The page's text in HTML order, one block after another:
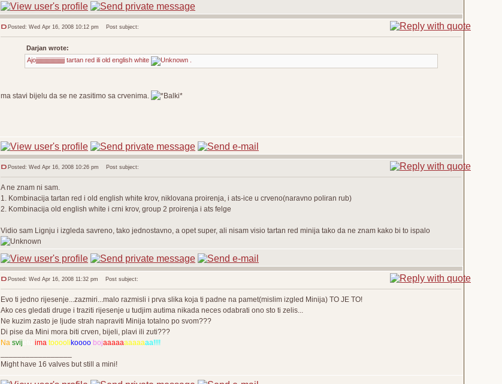
Posted: Wed Apr 16, 2008 10:12 pm Post subject:
Darjan wrote:
Ajojjjjjjjjjjjjjjjjjjjjjjjj tartan red ili old english white
.
ma stavi bijelu da se ne zasitimo sa crvenima.
Posted: Wed Apr 16, 2008 10:26 pm Post subject:
A ne znam ni sam.
1. Kombinacija tartan red i old english white krov, niklovana proirenja, i ats-ice u crveno(naravno poliran rub)
2. Kombinacija old english white i crni krov, group 2 proirenja i ats felge
Vidio sam Lignju i izgleda savreno, tako jednostavno, a opet super, ali nisam visio tartan red minija tako da ne znam kako bi to ispalo
Posted: Wed Apr 16, 2008 11:32 pm Post subject:
Evo ti jedno rijesenje...zazmiri...malo razmisli i prva slika koja ti padne na pamet(mislim izgled Minija) TO JE TO!
Ako ces gledati druge i traziti rijesenje u tudjim autima nikada neces odabrati ono sto ti zelis...
Ne kuzim zasto je ljude strah napraviti Minija totalno po svom???
Di pise da Mini mora biti crven, bijeli, plavi ili zuti???
Na svij ima tooooli koooo bojaaaaaaaaaaaa!!!!
Might have 16 valves but still a mini!